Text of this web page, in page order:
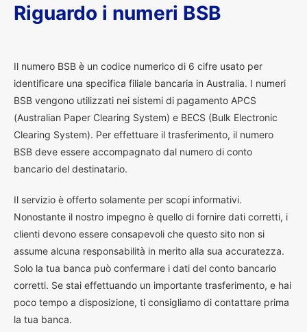
Riguardo i numeri BSB
Il numero BSB è un codice numerico di 6 cifre usato per
identificare una specifica filiale bancaria in Australia. I numeri
BSB vengono utilizzati nei sistemi di pagamento APCS
(Australian Paper Clearing System) e BECS (Bulk Electronic
Clearing System). Per effettuare il trasferimento, il numero
BSB deve essere accompagnato dal numero di conto
bancario del destinatario.
Il servizio è offerto solamente per scopi informativi.
Nonostante il nostro impegno è quello di fornire dati corretti, i
clienti devono essere consapevoli che questo sito non si
assume alcuna responsabilità in merito alla sua accuratezza.
Solo la tua banca può confermare i dati del conto bancario
corretti. Se stai effettuando un importante trasferimento, e hai
poco tempo a disposizione, ti consigliamo di contattare prima
la tua banca.